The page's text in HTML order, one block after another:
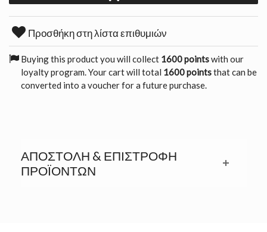
Προσθήκη στη λίστα επιθυμιών
Buying this product you will collect 1600 pointswith our
loyalty program. Your cart will total 1600 pointsthat can be
converted into a voucher for a future purchase.
ΑΠΟΣΤΟΛΉ & ΕΠΙΣΤΡΟΦΉ
ΠΡΟΪΟΝΤΩΝ